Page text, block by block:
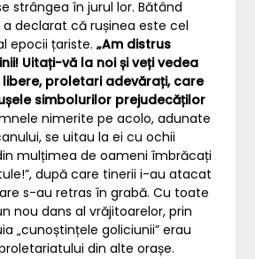
strângea în jurul lor. Bătând
declarat că rușinea este cel
epocii țariste.„Am distrus
Uitați-vă la noi și veți vedea
proletari adevărați, care
simbolurilor prejudecăților
nimerite pe acolo, adunate
se uitau la ei cu ochii
mulțimea de oameni îmbrăcați
după care tinerii i-au atacat
s-au retras în grabă. Cu toate
nou dans al vrăjitoarelor, prin
„cunoștințele goliciunii” erau
din alte orașe.